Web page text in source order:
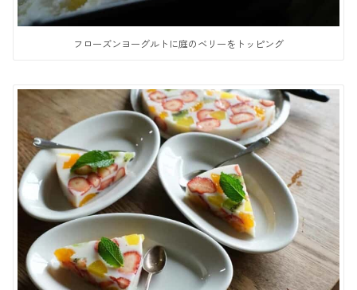
フローズンヨーグルトに庭のベリーをトッピング